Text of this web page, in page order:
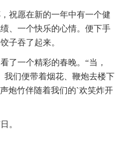
祝愿在新的一年中有一个健
、一个快乐的心情。便下手
子吞了起来。
了一个精彩的春晚。“当，
我们便带着烟花、鞭炮去楼下
炮竹伴随着我们的`欢笑炸开
。